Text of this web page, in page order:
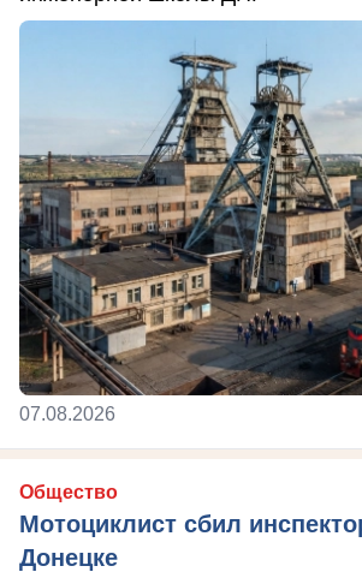
07.08.2026
Общество
Мотоциклист сбил
Донецке